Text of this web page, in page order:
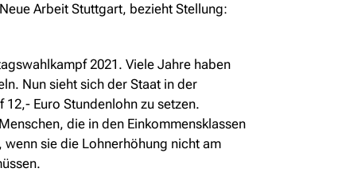
Arbeit Stuttgart, bezieht Stellung:
2021. Viele Jahre haben
Nun sieht sich der Staat in der
Euro Stundenlohn zu setzen.
die in den Einkommensklassen
sie die Lohnerhöhung nicht am